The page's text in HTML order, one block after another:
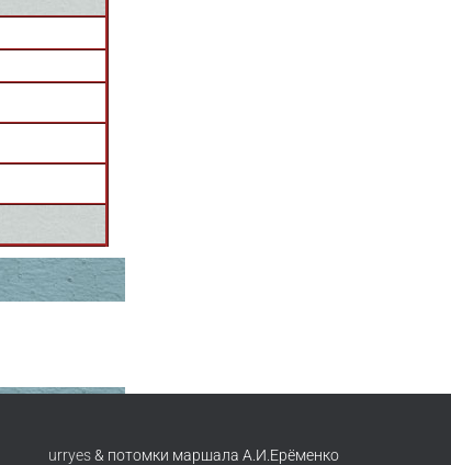
urryes& потомки маршала А.И.Ерёменко